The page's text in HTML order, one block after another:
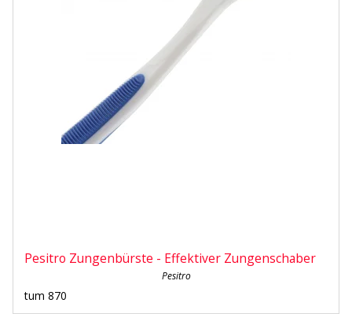
Pesitro Zungenbürste - Effektiver Zungenschaber
Pesitro
tum 870